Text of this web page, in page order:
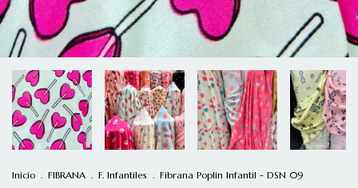
Inicio . FIBRANA . F. Infantiles . Fibrana Poplin Infantil - DSN 09